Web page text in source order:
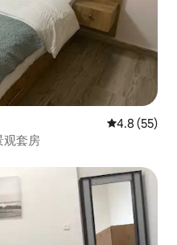
平均评分
4.8 (55)
观套房